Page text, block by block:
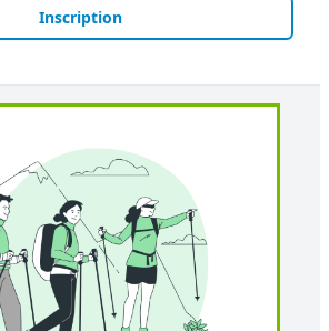
Inscription